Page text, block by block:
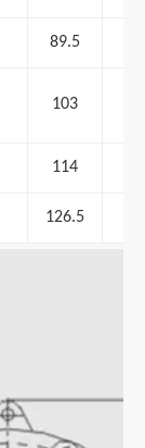
89.5
103
114
126.5